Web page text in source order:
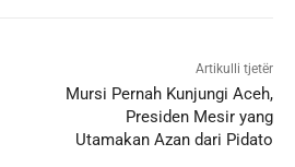
Artikulli tjetër
Mursi Pernah Kunjungi Aceh,
Presiden Mesir yang
Utamakan Azan dari Pidato